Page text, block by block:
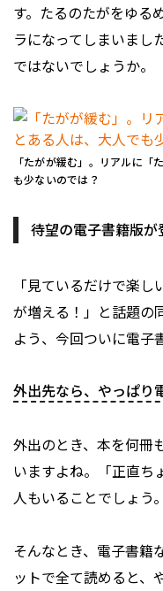
す。たるのたがをゆる
ラになってしまいまし
ではないでしょうか。
「たがが緩む」。リアルに「
も少ないのでは？
待望の電子書籍版が
「見ているだけで楽
が増える！」と話題の
よう、今回ついに電子
外出先なら、やっぱり
外出のとき、本を何冊
いますよね。「正直
人もいることでしょう。
そんなとき、電子書籍
ットで全て読めると、